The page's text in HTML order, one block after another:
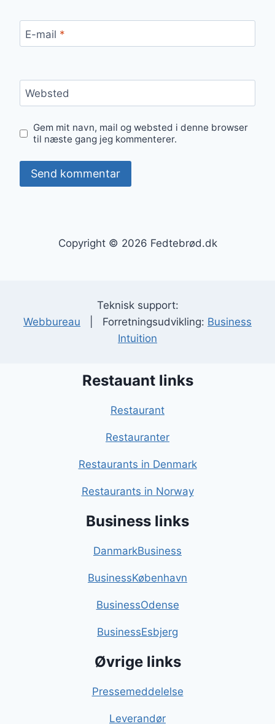
E-mail *
Websted
Gem mit navn, mail og websted i denne browser
til næste gang jeg kommenterer.
Copyright © 2026 Fedtebrød.dk
Teknisk support:
Webbureau | Forretningsudvikling: Business
Intuition
Restauant links
Restaurant
Restauranter
Restaurants in Denmark
Restaurants in Norway
Business links
DanmarkBusiness
BusinessKøbenhavn
BusinessOdense
BusinessEsbjerg
Øvrige links
Pressemeddelelse
Leverandør